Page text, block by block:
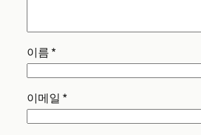
이름*
이메일 *